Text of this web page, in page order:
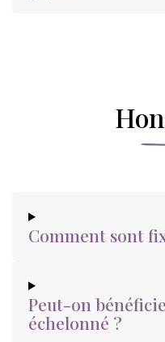
Comment sont
Peut-on
échelonné ?